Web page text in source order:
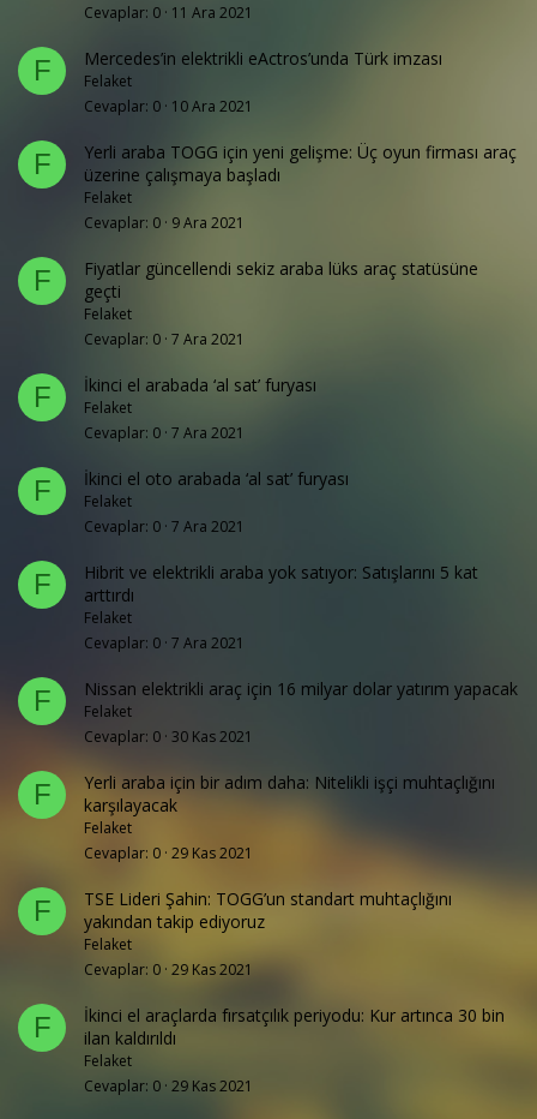
Cevaplar 0 11 Ara 2021
F Mercedes’in elektrikli eActros’unda Türk imzası
Felaket
Cevaplar 0 10 Ara 2021
F
Yerli araba TOGG için yeni gelişme: Üç oyun firması araç
üzerine çalışmaya başladı
Felaket
Cevaplar 0 9 Ara 2021
F
Fiyatlar güncellendi sekiz araba lüks araç statüsüne
geçti
Felaket
Cevaplar 0 7 Ara 2021
F İkinci el arabada ‘al sat’ furyası
Felaket
Cevaplar 0 7 Ara 2021
F İkinci el oto arabada ‘al sat’ furyası
Felaket
Cevaplar 0 7 Ara 2021
F
Hibrit ve elektrikli araba yok satıyor: Satışlarını 5 kat
arttırdı
Felaket
Cevaplar 0 7 Ara 2021
F Nissan elektrikli araç için 16 milyar dolar yatırım yapacak
Felaket
Cevaplar 0 30 Kas 2021
F
Yerli araba için bir adım daha: Nitelikli işçi muhtaçlığını
karşılayacak
Felaket
Cevaplar 0 29 Kas 2021
F
TSE Lideri Şahin: TOGG’un standart muhtaçlığını
yakından takip ediyoruz
Felaket
Cevaplar 0 29 Kas 2021
F
İkinci el araçlarda fırsatçılık periyodu: Kur artınca 30 bin
ilan kaldırıldı
Felaket
Cevaplar 0 29 Kas 2021